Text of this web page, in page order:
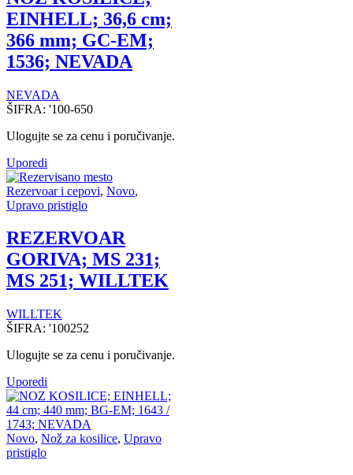
EINHELL; 36,6 cm;
366 mm; GC-EM;
1536; NEVADA
NEVADA
ŠIFRA: '100-650
Ulogujte se za cenu i poručivanje.
Uporedi
Rezervoar i cepovi, Novo,
Upravo pristiglo
REZERVOAR
GORIVA; MS 231;
MS 251; WILLTEK
WILLTEK
ŠIFRA: '100252
Ulogujte se za cenu i poručivanje.
Uporedi
Novo, Nož za kosilice, Upravo
pristiglo